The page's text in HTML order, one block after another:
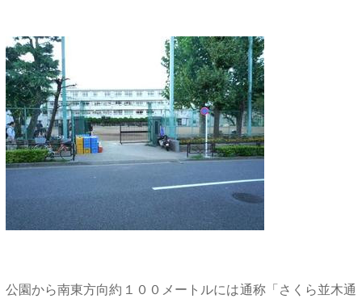
公園から南東方向約１００メートルには通称「さくら並木通